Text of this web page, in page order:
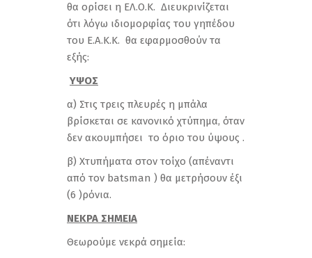
θα ορίσει η ΕΛ.Ο.Κ. Διευκρινίζεται
ότι λόγω ιδιομορφίας του γηπέδου
του Ε.Α.Κ.Κ. θα εφαρμοσθούν τα
εξής:
ΥΨΟΣ
α) Στις τρεις πλευρές η μπάλα
βρίσκεται σε κανονικό χτύπημα, όταν
δεν ακουμπήσει το όριο του ύψους .
β) Xτυπήματα στον τοίχο (απέναντι
από τον batsman ) θα μετρήσουν έξι
(6 )ρόνια.
ΝΕΚΡΑ ΣΗΜΕΙΑ
Θεωρούμε νεκρά σημεία: